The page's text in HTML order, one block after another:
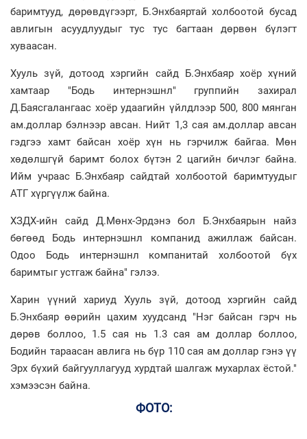
баримтууд, дөрөвдүгээрт, Б.Энхбаяртай холбоотой бусад
авлигын асуудлуудыг тус тус багтаан дөрвөн бүлэгт
хуваасан.
Хууль зүй, дотоод хэргийн сайд Б.Энхбаяр хоёр хүний
хамтаар "Бодь интернэшнл" группийн захирал
Д.Баясгалангаас хоёр удаагийн үйлдлээр 500, 800 мянган
ам.доллар бэлнээр авсан. Нийт 1,3 сая ам.доллар авсан
гэдгээ хамт байсан хоёр хүн нь гэрчилж байгаа. Мөн
хөдөлшгүй баримт болох бүтэн 2 цагийн бичлэг байна.
Ийм учраас Б.Энхбаяр сайдтай холбоотой баримтуудыг
АТГ хүргүүлж байна.
ХЗДХ-ийн сайд Д.Мөнх-Эрдэнэ бол Б.Энхбаярын найз
бөгөөд Бодь интернэшнл компанид ажиллаж байсан.
Одоо Бодь интернэшнл компанитай холбоотой бүх
баримтыг устгаж байна" гэлээ.
Харин үүний хариуд Хууль зүй, дотоод хэргийн сайд
Б.Энхбаяр өөрийн цахим хуудсанд "Нэг байсан гэрч нь
дөрөв боллоо, 1.5 сая нь 1.3 сая ам доллар боллоо,
Бодийн тараасан авлига нь бүр 110 сая ам доллар гэнэ үү
Эрх бүхий байгууллагууд хурдтай шалгаж мухарлах ёстой."
хэмээсэн байна.
ФОТО: